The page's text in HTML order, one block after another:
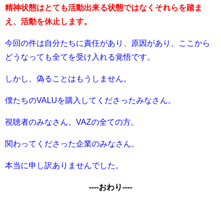
精神状態はとても活動出来る状態ではなくそれらを踏ま
え、活動を休止します。
今回の件は自分たちに責任があり、原因があり、ここから
どうなっても全てを受け入れる覚悟です。
しかし、偽ることはもうしません。
僕たちのVALUを購入してくださったみなさん。
視聴者のみなさん。VAZの全ての方。
関わってくださった企業のみなさん。
本当に申し訳ありませんでした。
----おわり----